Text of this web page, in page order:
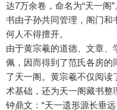
达7万余卷，命名为“天一阁
书由子孙共同管理，阁门和
何人不得擅开。
由于黄宗羲的道德、文章
佩，因而得到了范氏各房的
了天一阁。黄宗羲不仅阅
术基础，还为天一阁藏书整
钟鼎文：“天一遗形源长垂